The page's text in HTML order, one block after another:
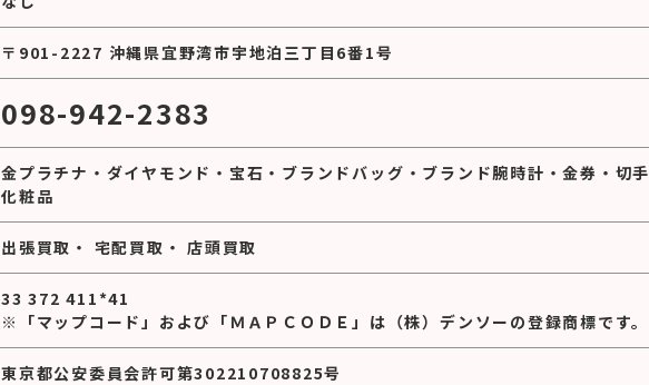
〒901-2227 沖縄県宜野湾市宇地泊三丁目6番1号
098-942-2383
金プラチナ ・ ダイヤモンド ・ 宝石 ・ ブランドバッグ ・ ブランド腕時計 ・金券 ・ 切手
化粧品
出張買取 ・ 宅配買取 ・店頭買取
33 372 411*41
※「マップコード」および「ＭＡＰＣＯＤＥ」は（株）デンソーの登録商標です。
東京都公安委員会許可第302210708825号